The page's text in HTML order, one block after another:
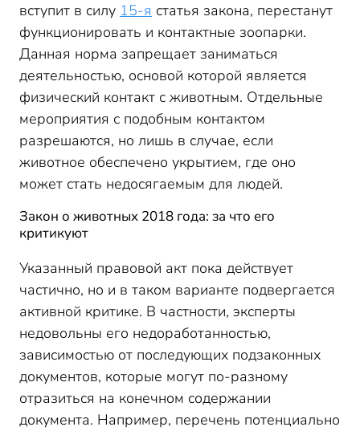
вступит в силу 15-я статья закона, перестанут
функционировать и контактные зоопарки.
Данная норма запрещает заниматься
деятельностью, основой которой является
физический контакт с животным. Отдельные
мероприятия с подобным контактом
разрешаются, но лишь в случае, если
животное обеспечено укрытием, где оно
может стать недосягаемым для людей.
Закон о животных 2018 года: за что его
критикуют
Указанный правовой акт пока действует
частично, но и в таком варианте подвергается
активной критике. В частности, эксперты
недовольны его недоработанностью,
зависимостью от последующих подзаконных
документов, которые могут по-разному
отразиться на конечном содержании
документа. Например, перечень потенциально